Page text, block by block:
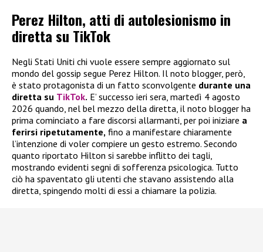
Perez Hilton, atti di autolesionismo in
diretta su TikTok
Negli Stati Uniti chi vuole essere sempre aggiornato sul
mondo del gossip segue Perez Hilton. Il noto blogger, però,
è stato protagonista di un fatto sconvolgente durante una
diretta su TikTok. E’ successo ieri sera, martedì 4 agosto
2026 quando, nel bel mezzo della diretta, il noto blogger ha
prima cominciato a fare discorsi allarmanti, per poi iniziare a
ferirsi ripetutamente, fino a manifestare chiaramente
l’intenzione di voler compiere un gesto estremo. Secondo
quanto riportato Hilton si sarebbe inflitto dei tagli,
mostrando evidenti segni di sofferenza psicologica. Tutto
ciò ha spaventato gli utenti che stavano assistendo alla
diretta, spingendo molti di essi a chiamare la polizia.